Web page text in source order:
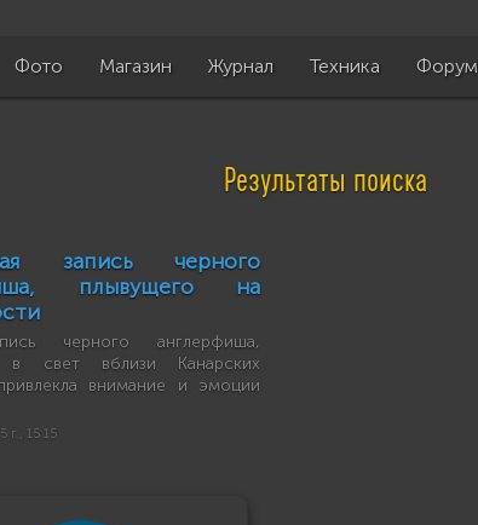
Фото Магазин Журнал Техника Форум
Результаты поиска
запись черного
плывущего на
черного англерфиша,
в свет вблизи Канарских
внимание и эмоции
г., 15:15